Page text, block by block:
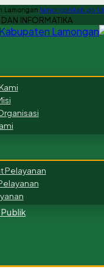
Lamongan lamongankab.go.id
INFORMATIKA
Pelayanan